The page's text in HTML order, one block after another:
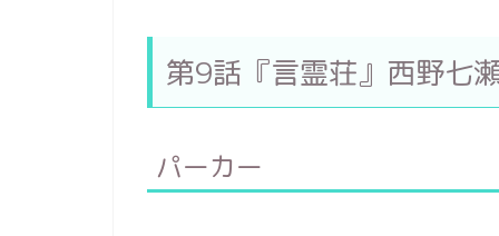
第9話『言霊荘』西野七
パーカー